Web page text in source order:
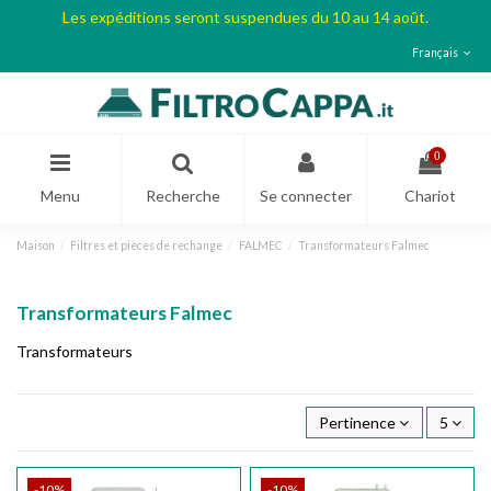
Les expéditions seront suspendues du 10 au 14 août.
Français
Menu Recherche Se connecter
0
Chariot
Maison Filtres et pièces de rechange FALMEC Transformateurs Falmec
Transformateurs Falmec
Transformateurs
Pertinence 5